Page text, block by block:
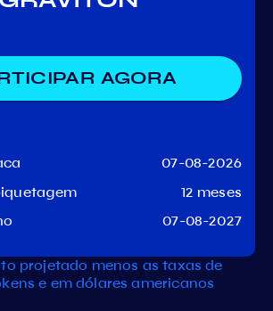
AGORA
07-08-2026
12 meses
07-08-2027
projetado menos as taxas de
e em dólares americanos